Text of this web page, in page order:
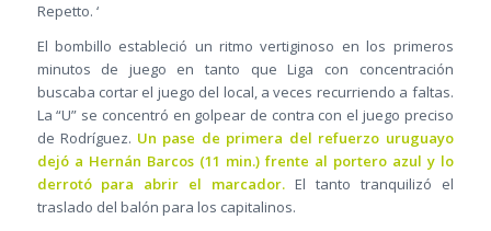
Repetto. ‘
El bombillo estableció un ritmo vertiginoso en los primeros
minutos de juego en tanto que Liga con concentración
buscaba cortar el juego del local, a veces recurriendo a faltas.
La “U” se concentró en golpear de contra con el juego preciso
de Rodríguez. Un pase de primera del refuerzo uruguayo
dejó a Hernán Barcos (11 min.) frente al portero azul y lo
derrotó para abrir el marcador.El tanto tranquilizó el
traslado del balón para los capitalinos.